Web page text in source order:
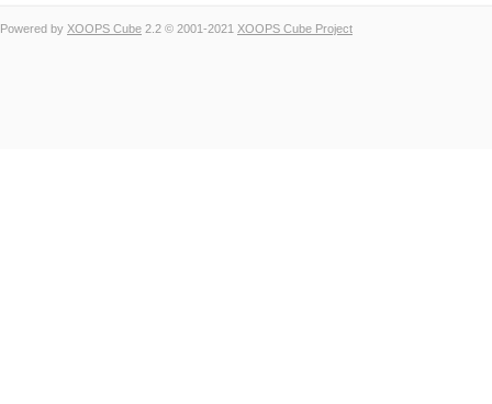
Powered by XOOPS Cube 2.2 © 2001-2021 XOOPS Cube Project